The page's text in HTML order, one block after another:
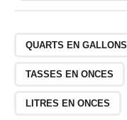
QUARTS EN GALLONS
TASSES EN ONCES
LITRES EN ONCES